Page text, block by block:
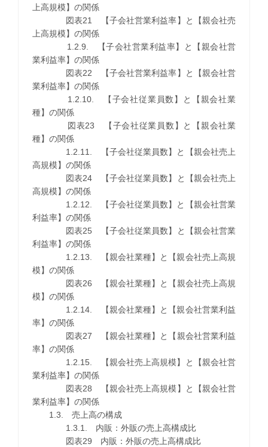
上高規模】の関係
図表21 【子会社営業利益率】と【親会社売
上高規模】の関係
1.2.9. 【子会社営業利益率】と【親会社営
業利益率】の関係
図表22 【子会社営業利益率】と【親会社営
業利益率】の関係
1.2.10. 【子会社従業員数】と【親会社業
種】の関係
図表23 【子会社従業員数】と【親会社業
種】の関係
1.2.11. 【子会社従業員数】と【親会社売上
高規模】の関係
図表24 【子会社従業員数】と【親会社売上
高規模】の関係
1.2.12. 【子会社従業員数】と【親会社営業
利益率】の関係
図表25 【子会社従業員数】と【親会社営業
利益率】の関係
1.2.13. 【親会社業種】と【親会社売上高規
模】の関係
図表26 【親会社業種】と【親会社売上高規
模】の関係
1.2.14. 【親会社業種】と【親会社営業利益
率】の関係
図表27 【親会社業種】と【親会社営業利益
率】の関係
1.2.15. 【親会社売上高規模】と【親会社営
業利益率】の関係
図表28 【親会社売上高規模】と【親会社営
業利益率】の関係
1.3. 売上高の構成
1.3.1. 内販：外販の売上高構成比
図表29 内販：外販の売上高構成比